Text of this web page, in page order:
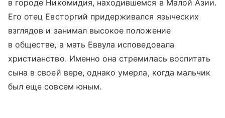
в городе Никомидия, находившемся в Малой Азии.
Его отец Евсторгий придерживался языческих
взглядов и занимал высокое положение
в обществе, а мать Еввула исповедовала
христианство. Именно она стремилась воспитать
сына в своей вере, однако умерла, когда мальчик
был еще совсем юным.